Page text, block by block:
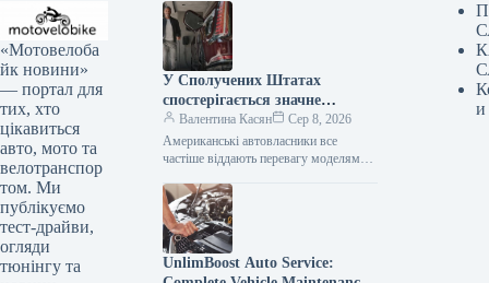
«Мотовелоба
йк новини»
— портал для
тих, хто
цікавиться
авто, мото та
велотранспор
том. Ми
публікуємо
тест-драйви,
огляди
тюнінгу та
У Сполучених Штатах
спостерігається значне
зниження популярності
елітних автомобілів.
Валентина Касян
Сер 8, 2026
Американські автовласники все
частіше віддають перевагу моделям
аніж автомобілям преміум-класу. Дані,
зібрані J.D. Power за перше…
UnlimBoost Auto Service:
и